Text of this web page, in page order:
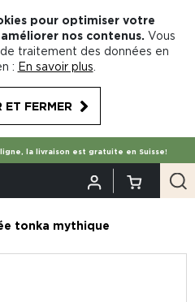
pour optimiser votre
nos contenus. Vous
traitement des données en
: En savoir plus
ET FERMER
la livraison est gratuite en Suisse!
tonka mythique